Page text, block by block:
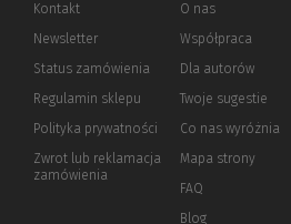
Kontakt
Newsletter
Status zamówienia
Regulamin sklepu
Polityka prywatności (Nowe
(Link
innej
Zwrot lub reklamacja
zamówienia
O nas
Współpraca
Dla autorów(Nowe
(Link
innej
strony)
Twoje sugestie
Co nas wyróżnia
Mapa strony
FAQ
Blog